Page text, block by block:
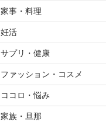
家事・料理
妊活
サプリ・健康
ファッション・コスメ
ココロ・悩み
家族・旦那